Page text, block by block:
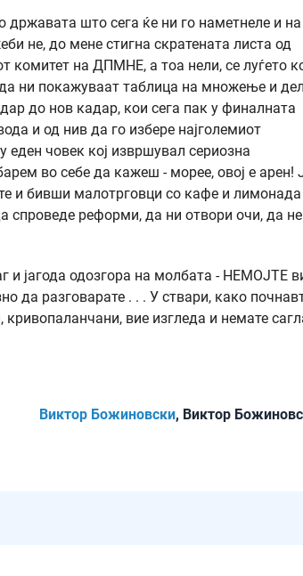
државата што сега ќе ни го наметнеле и
не, до мене стигна скратената листа од
комитет на ДПМНЕ, а тоа нели, се луѓето
ни покажуваат таблица на множење и
до нов кадар, кои сега пак у финалната
и од нив да го избере најголемиот
човек кој извршувал сериозна
во себе да кажеш - морее, овој е арен!
и бивши малотрговци со кафе и лимонада
реформи, да ни отвори очи, да не
јагода одозгора на молбата - НЕМОЈТЕ
да разговарате . . . У ствари, како
кривопаланчани, вие изгледа и немате
Виктор Божиновски, Виктор